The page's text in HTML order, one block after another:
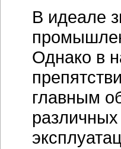
В идеале
Однако в
главным